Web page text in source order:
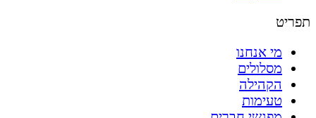
תפריט
מי אנחנו
מסלולים
הקהילה
טעימות